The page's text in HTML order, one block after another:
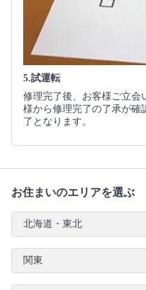
5.試運転
修理完了後、お客様ご立会
様から修理完了の了承が確
了となります。
お住まいのエリアを選ぶ
北海道・東北
関東